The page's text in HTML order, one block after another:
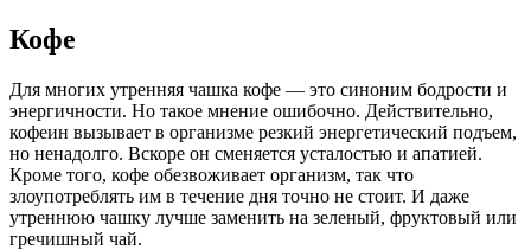
Кофе
Для многих утренняя чашка кофе — это синоним бодрости и
энергичности. Но такое мнение ошибочно. Действительно,
кофеин вызывает в организме резкий энергетический подъем,
но ненадолго. Вскоре он сменяется усталостью и апатией.
Кроме того, кофе обезвоживает организм, так что
злоупотреблять им в течение дня точно не стоит. И даже
утреннюю чашку лучше заменить на зеленый, фруктовый или
гречишный чай.